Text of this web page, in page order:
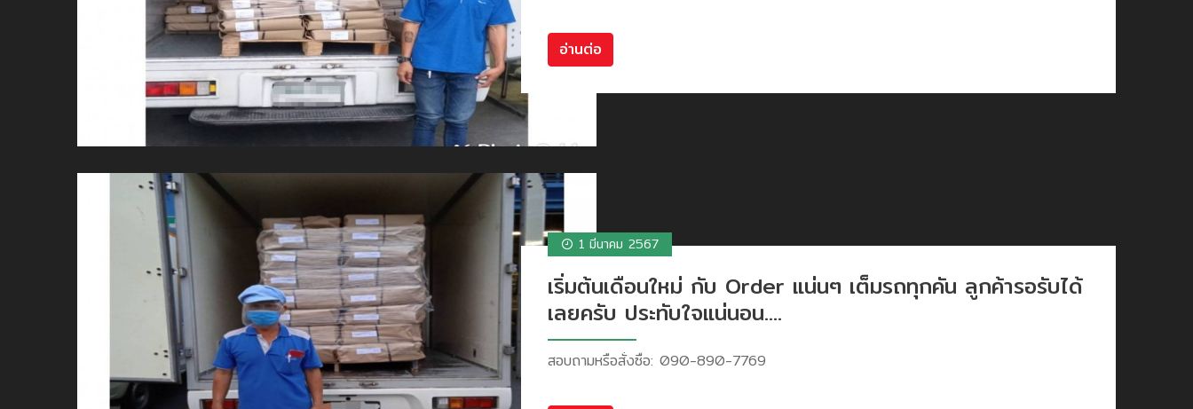
อ่านต่อ
1 มีนาคม 2567
เริ่มต้นเดือนใหม่ กับ Order แน่นๆ เต็มรถทุกคัน ลูกค้ารอรับได้
เลยครับ ประทับใจแน่นอน....
สอบถามหรือสั่งซื้อ: 090-890-7769